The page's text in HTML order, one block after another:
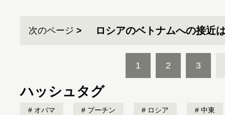
次のページ ロシアのベトナムへの接近
1 2 3
ハッシュタグ
オバマ プーチン ロシア 中東